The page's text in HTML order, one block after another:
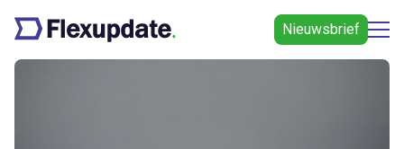
Nieuwsbrief